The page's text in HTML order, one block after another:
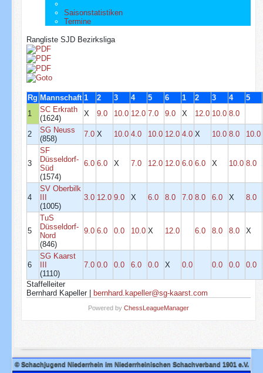
© Schachjugend Niederrhein im Niederrheinischen Schachverband 1901 e.V.
Saisonstatistiken
Termine
Rangliste SJD Bezirksliga
Rg Mannschaft 1 2 3 4 5 6 1 2 3 4
5
1
SC Erkrath
(1624)
X 9.0 10.0 12.0 7.0 9.0 X 12.0 10.0 8.0
2
SG Neuss
(858)
7.0 X 10.0 4.0 10.0 12.0 4.0 X 10.0 8.0 10.0
3
SF
Düsseldorf-
Süd
(1574)
6.0 6.0 X 7.0 12.0 12.0 6.0 6.0 X 10.0 8.0
4
SV Oberbilk
(1005)
3.0 12.0 9.0 X 6.0 8.0 7.0 8.0 6.0 X 8.0
5
TuS
Düsseldorf-
Nord
(846)
9.0 6.0 0.0 10.0 X 12.0 6.0 8.0 8.0 X
6
SG Kaarst
(1110)
7.0 0.0 0.0 6.0 0.0 X 0.0 0.0 0.0 0.0
Staffelleiter
Bernhard Kapeller |
bernhard.kapeller@sg-kaarst.com
Powered by ChessLeagueManager